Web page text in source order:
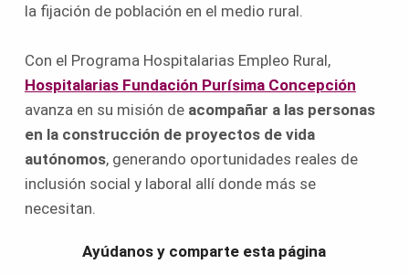
la fijación de población en el medio rural.
Con el Programa Hospitalarias Empleo Rural,
Hospitalarias Fundación Purísima Concepción
avanza en su misión de acompañar a las personas
en la construcción de proyectos de vida
autónomos, generando oportunidades reales de
inclusión social y laboral allí donde más se
necesitan.
Ayúdanos y comparte esta página